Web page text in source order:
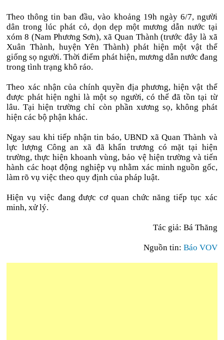
Theo thông tin ban đầu, vào khoảng 19h ngày 6/7, người
dân trong lúc phát cỏ, dọn dẹp một mương dẫn nước tại
xóm 8 (Nam Phương Sơn), xã Quan Thành (trước đây là xã
Xuân Thành, huyện Yên Thành) phát hiện một vật thể
giống sọ người. Thời điểm phát hiện, mương dẫn nước đang
trong tình trạng khô ráo.
Theo xác nhận của chính quyền địa phương, hiện vật thể
được phát hiện nghi là một sọ người, có thể đã tồn tại từ
lâu. Tại hiện trường chỉ còn phần xương sọ, không phát
hiện các bộ phận khác.
Ngay sau khi tiếp nhận tin báo, UBND xã Quan Thành và
lực lượng Công an xã đã khẩn trương có mặt tại hiện
trường, thực hiện khoanh vùng, bảo vệ hiện trường và tiến
hành các hoạt động nghiệp vụ nhằm xác minh nguồn gốc,
làm rõ vụ việc theo quy định của pháp luật.
Hiện vụ việc đang được cơ quan chức năng tiếp tục xác
minh, xử lý.
Tác giả: Bá Thăng
Nguồn tin: Báo VOV